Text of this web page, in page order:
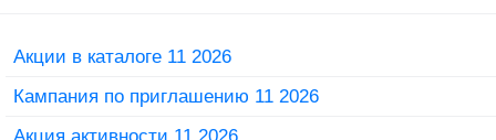
Акции в каталоге 11 2026
Кампания по приглашению 11 2026